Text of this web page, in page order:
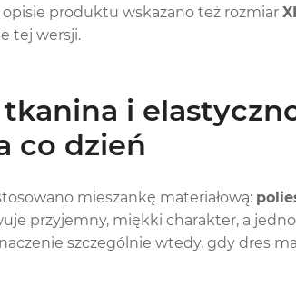
produktu wskazano też rozmiar
tej wersji.
i
co dzień
mieszankę materiałową:
przyjemny, miękki charakter, a
szczególnie wtedy, gdy dres